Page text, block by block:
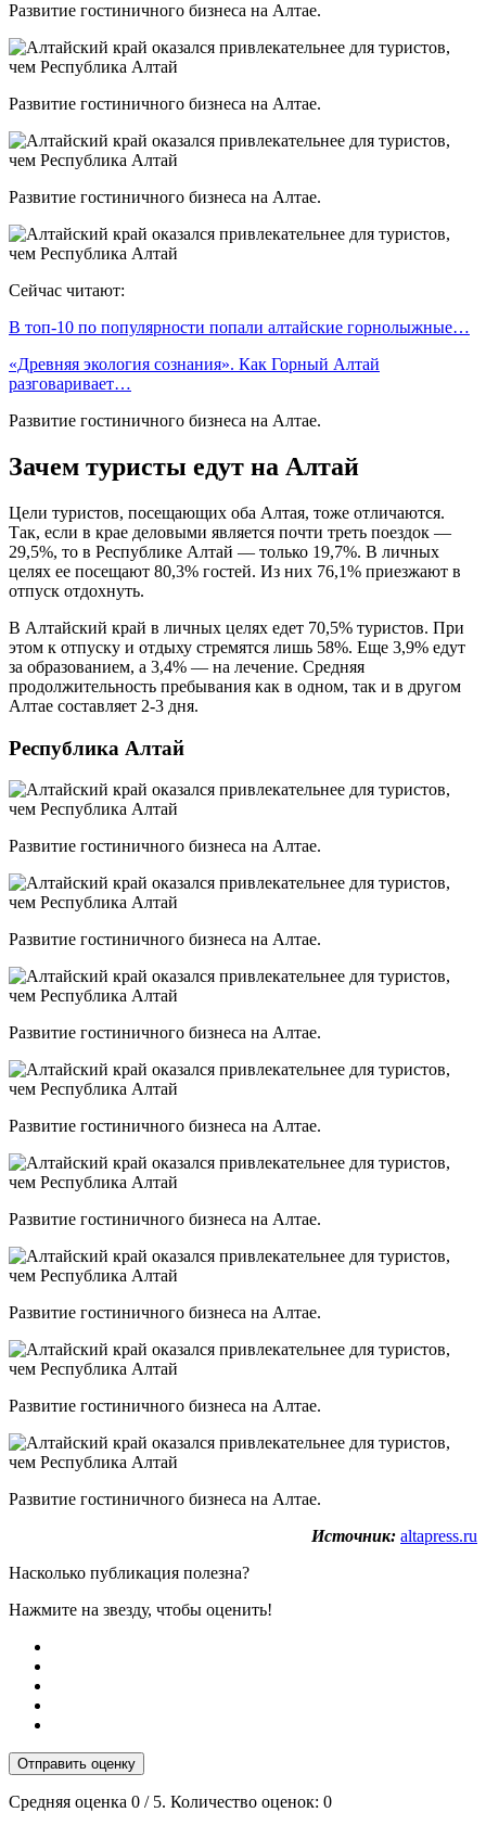
Развитие гостиничного бизнеса на Алтае.
Развитие гостиничного бизнеса на Алтае.
Развитие гостиничного бизнеса на Алтае.
Сейчас читают:
В топ-10 по популярности попали алтайские горнолыжные…
«Древняя экология сознания». Как Горный Алтай
разговаривает…
Развитие гостиничного бизнеса на Алтае.
Зачем туристы едут на Алтай
Цели туристов, посещающих оба Алтая, тоже отличаются.
Так, если в крае деловыми является почти треть поездок —
29,5%, то в Республике Алтай — только 19,7%. В личных
целях ее посещают 80,3% гостей. Из них 76,1% приезжают в
отпуск отдохнуть.
В Алтайский край в личных целях едет 70,5% туристов. При
этом к отпуску и отдыху стремятся лишь 58%. Еще 3,9% едут
за образованием, а 3,4% — на лечение. Средняя
продолжительность пребывания как в одном, так и в другом
Алтае составляет 2-3 дня.
Республика Алтай
Развитие гостиничного бизнеса на Алтае.
Развитие гостиничного бизнеса на Алтае.
Развитие гостиничного бизнеса на Алтае.
Развитие гостиничного бизнеса на Алтае.
Развитие гостиничного бизнеса на Алтае.
Развитие гостиничного бизнеса на Алтае.
Развитие гостиничного бизнеса на Алтае.
Развитие гостиничного бизнеса на Алтае.
Источник: altapress.ru
Насколько публикация полезна?
Нажмите на звезду, чтобы оценить!
Отправить оценку
Средняя оценка 0 / 5. Количество оценок: 0